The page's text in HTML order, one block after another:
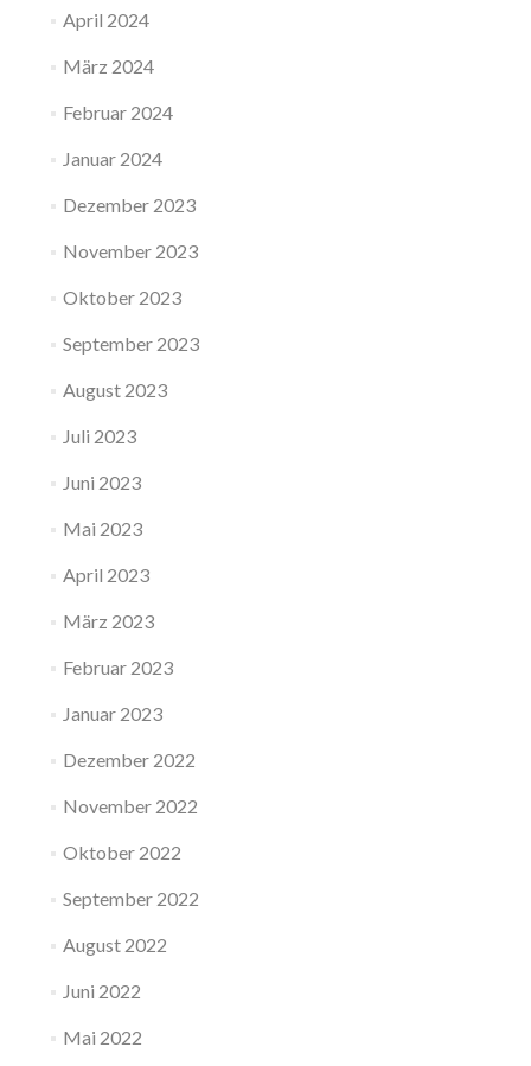
April 2024
März 2024
Februar 2024
Januar 2024
Dezember 2023
November 2023
Oktober 2023
September 2023
August 2023
Juli 2023
Juni 2023
Mai 2023
April 2023
März 2023
Februar 2023
Januar 2023
Dezember 2022
November 2022
Oktober 2022
September 2022
August 2022
Juni 2022
Mai 2022